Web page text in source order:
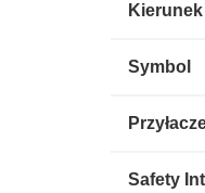
Symbol
Safety